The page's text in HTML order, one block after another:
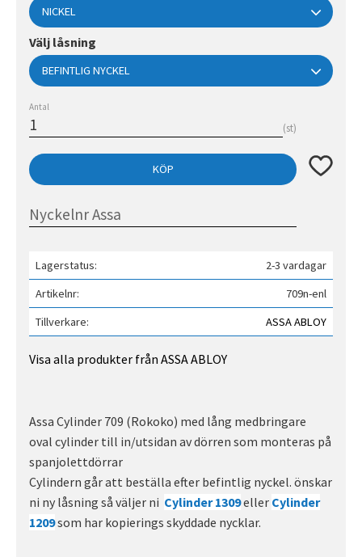
Välj låsning
Antal
st
KÖP Lägg till
Lagerstatus
2-3 vardagar
Artikelnr
709n-enl
Tillverkare
ASSA ABLOY
Visa alla produkter från ASSA ABLOY
Assa Cylinder 709 (Rokoko) med lång medbringare
oval cylinder till in/utsidan av dörren som monteras på
spanjolettdörrar
Cylindern går att beställa efter befintlig nyckel. önskar
ni ny låsning så väljer ni Cylinder 1309eller Cylinder
1209som har kopierings skyddade nycklar.